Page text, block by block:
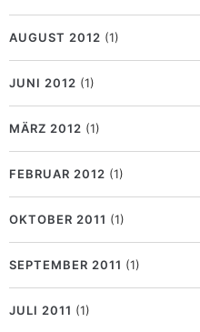
AUGUST 2012 (1)
JUNI 2012 (1)
MÄRZ 2012 (1)
FEBRUAR 2012 (1)
OKTOBER 2011 (1)
SEPTEMBER 2011 (1)
JULI 2011 (1)